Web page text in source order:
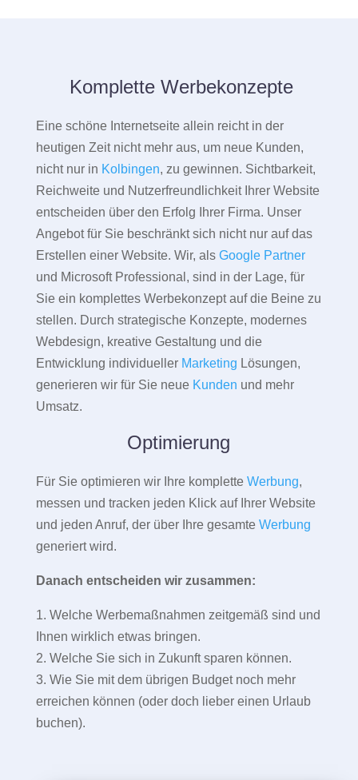
Komplette Werbekonzepte
Eine schöne Internetseite allein reicht in der
heutigen Zeit nicht mehr aus, um neue Kunden,
nicht nur in Kolbingen, zu gewinnen. Sichtbarkeit,
Reichweite und Nutzerfreundlichkeit Ihrer Website
entscheiden über den Erfolg Ihrer Firma. Unser
Angebot für Sie beschränkt sich nicht nur auf das
Erstellen einer Website. Wir, als Google Partner
und Microsoft Professional, sind in der Lage, für
Sie ein komplettes Werbekonzept auf die Beine zu
stellen. Durch strategische Konzepte, modernes
Webdesign, kreative Gestaltung und die
Entwicklung individueller Marketing Lösungen,
generieren wir für Sie neue Kunden und mehr
Umsatz.
Optimierung
Für Sie optimieren wir Ihre komplette Werbung,
messen und tracken jeden Klick auf Ihrer Website
und jeden Anruf, der über Ihre gesamte Werbung
generiert wird.
Danach entscheiden wir zusammen:
1. Welche Werbemaßnahmen zeitgemäß sind und
Ihnen wirklich etwas bringen.
2. Welche Sie sich in Zukunft sparen können.
3. Wie Sie mit dem übrigen Budget noch mehr
erreichen können (oder doch lieber einen Urlaub
buchen).